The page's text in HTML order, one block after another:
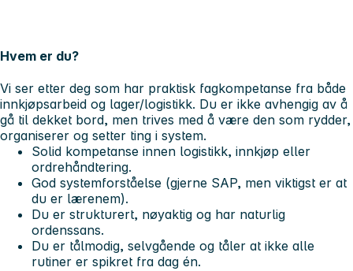
Hvem er du?
Vi ser etter deg som har praktisk fagkompetanse fra både
innkjøpsarbeid og lager/logistikk. Du er ikke avhengig av å
gå til dekket bord, men trives med å være den som rydder,
organiserer og setter ting i system.
Solid kompetanse innen logistikk, innkjøp eller
ordrehåndtering.
God systemforståelse (gjerne SAP, men viktigst er at
du er lærenem).
Du er strukturert, nøyaktig og har naturlig
ordenssans.
Du er tålmodig, selvgående og tåler at ikke alle
rutiner er spikret fra dag én.